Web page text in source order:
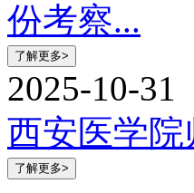
份考察...
2025-10-31
西安医学